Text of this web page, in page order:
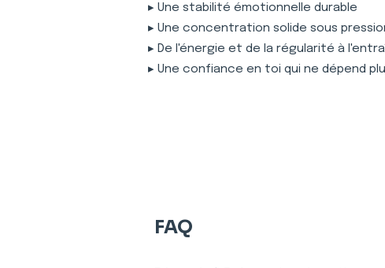
▸ Une stabilité émotionnelle durable
▸ Une concentration solide sous
▸ De l'énergie et de la régularité à
▸ Une confiance en toi qui ne dépend
FAQ